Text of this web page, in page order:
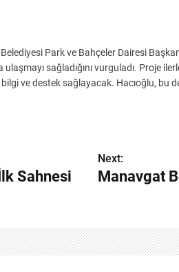
Park ve Bahçeler Dairesi
ulaşmayı sağladığını vurguladı. Proje
ve destek sağlayacak. Hacıoğlu, bu
Sahnesi
Next:
Manavgat